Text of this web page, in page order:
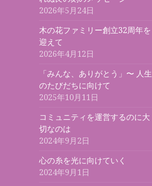
2026年5月24日
木の花ファミリー創立32周年を
迎えて
2026年4月12日
「みんな、ありがとう」〜 人生
のたびだちに向けて
2025年10月11日
コミュニティを運営するのに大
切なのは
2024年9月2日
心の糸を光に向けていく
2024年9月1日